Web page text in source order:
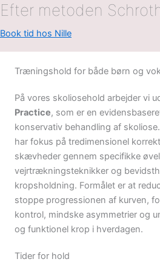
Efter metoden
Book tid hos Nille
Træningshold for både børn og
På vores skoliosehold arbejder vi
Practice, som er en
konservativ behandling af
har fokus på tredimensionel
skævheder gennem specifikke
vejrtrækningsteknikker og
kropsholdning. Formålet er at
stoppe progressionen af kurven,
kontrol, mindske asymmetrier og
og funktionel krop i hverdagen.
Tider for hold